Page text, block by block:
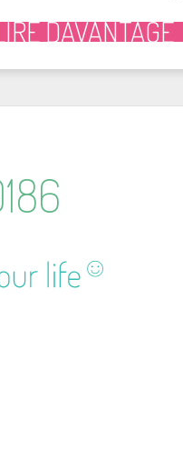
DAVAN­TAGE